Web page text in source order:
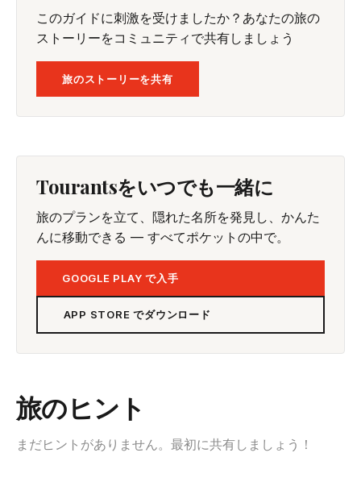
このガイドに刺激を受けましたか？あなたの旅の
ストーリーをコミュニティで共有しましょう
旅のストーリーを共有
Tourantsをいつでも一緒に
旅のプランを立て、隠れた名所を発見し、かんた
んに移動できる — すべてポケットの中で。
GOOGLE PLAY で入手
APP STORE でダウンロード
旅のヒント
まだヒントがありません。最初に共有しましょう！